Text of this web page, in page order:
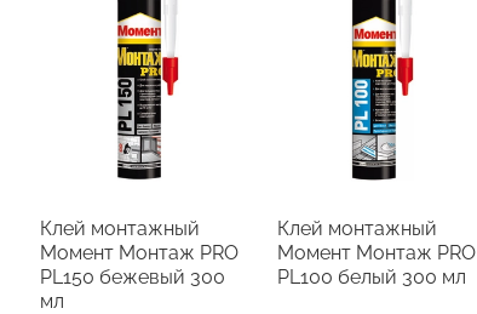
Клей монтажный
Момент Монтаж PRO
PL150 бежевый 300
мл
Клей монтажный
Момент Монтаж PRO
PL100 белый 300 мл